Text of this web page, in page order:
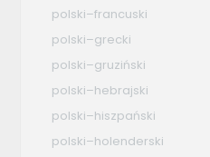
polski–francuski
polski–grecki
polski–gruziński
polski–hebrajski
polski–hiszpański
polski–holenderski